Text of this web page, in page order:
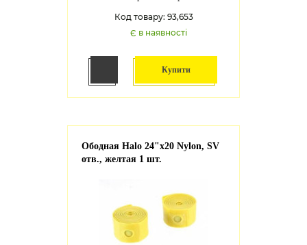
Код товару: 93,653
Є в наявності
Купити
Ободная Halo 24"x20 Nylon, SV
отв., желтая 1 шт.